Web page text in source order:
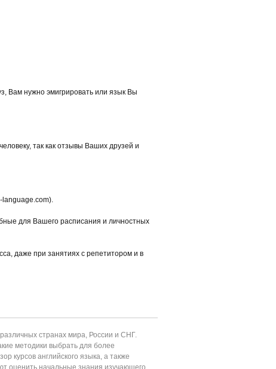
Вам нужно эмигрировать или язык Вы
так как отзывы Ваших друзей и
language.com).
для Вашего расписания и личностных
даже при занятиях с репетитором и в
странах мира, России и СНГ.
методики выбрать для более
курсов английского языка, а также
оценить начальные знания изучающего